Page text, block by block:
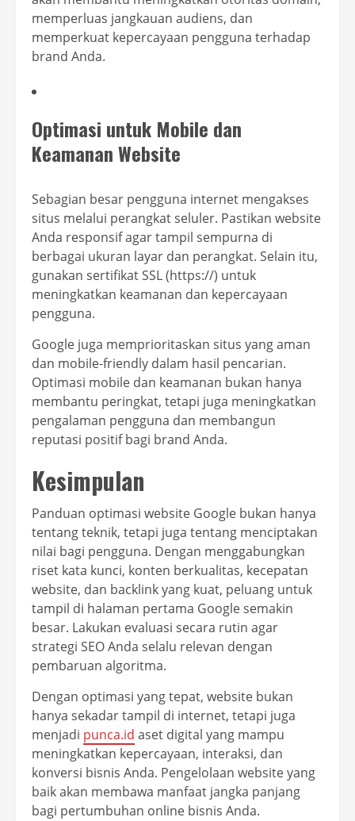
memperluas jangkauan audiens, dan
memperkuat kepercayaan pengguna terhadap
brand Anda.
Optimasi untuk Mobile dan
Keamanan Website
Sebagian besar pengguna internet mengakses
situs melalui perangkat seluler. Pastikan website
Anda responsif agar tampil sempurna di
berbagai ukuran layar dan perangkat. Selain itu,
gunakan sertifikat SSL (https://) untuk
meningkatkan keamanan dan kepercayaan
pengguna.
Google juga memprioritaskan situs yang aman
dan mobile-friendly dalam hasil pencarian.
Optimasi mobile dan keamanan bukan hanya
membantu peringkat, tetapi juga meningkatkan
pengalaman pengguna dan membangun
reputasi positif bagi brand Anda.
Kesimpulan
Panduan optimasi website Google bukan hanya
tentang teknik, tetapi juga tentang menciptakan
nilai bagi pengguna. Dengan menggabungkan
riset kata kunci, konten berkualitas, kecepatan
website, dan backlink yang kuat, peluang untuk
tampil di halaman pertama Google semakin
besar. Lakukan evaluasi secara rutin agar
strategi SEO Anda selalu relevan dengan
pembaruan algoritma.
Dengan optimasi yang tepat, website bukan
hanya sekadar tampil di internet, tetapi juga
menjadi punca.id aset digital yang mampu
meningkatkan kepercayaan, interaksi, dan
konversi bisnis Anda. Pengelolaan website yang
baik akan membawa manfaat jangka panjang
bagi pertumbuhan online bisnis Anda.